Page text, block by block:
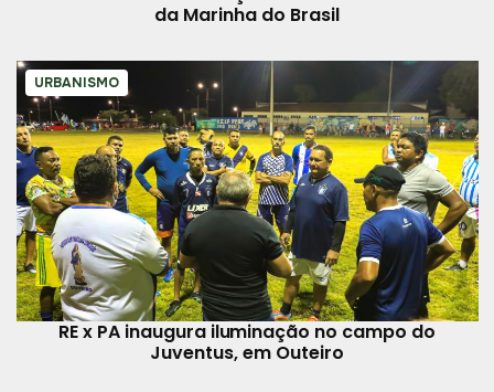
da Marinha do Brasil
URBANISMO
RE x PA inaugura iluminação no campo do
Juventus, em Outeiro